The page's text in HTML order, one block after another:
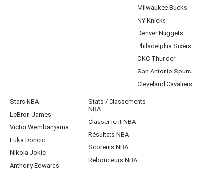
Milwaukee Bucks
NY Knicks
Denver Nuggets
Philadelphia Sixers
OKC Thunder
San Antonio Spurs
Cleveland Cavaliers
Stars NBA
LeBron James
Victor Wembanyama
Luka Doncic
Nikola Jokic
Anthony Edwards
Stats / Classements
NBA
Classement NBA
Résultats NBA
Scoreurs NBA
Rebondeurs NBA